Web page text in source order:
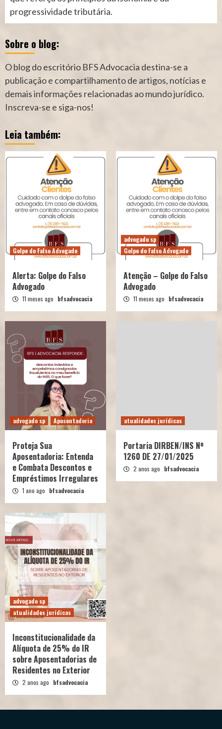
progressividade tributária.
Sobre o blog:
O blog do escritório BFS Advocacia destina-se a
publicação e compartilhamento de artigos, notícias e
demais informações relacionadas ao mundo jurídico.
Inscreva-se e siga-nos!
Leia também:
Golpe do Falso Advogado
Alerta: Golpe do Falso
Advogado
11 meses ago bfsadvocacia
advogado sp
Golpe do Falso Advogado
Atenção – Golpe do Falso
Advogado
11 meses ago bfsadvocacia
advogado sp Aposentadoria
Proteja Sua
Aposentadoria: Entenda
e Combata Descontos e
Empréstimos Irregulares
1 ano ago bfsadvocacia
atualidades jurídicas
Portaria DIRBEN/INS Nº
1260 DE 27/01/2025
2 anos ago bfsadvocacia
advogado sp
atualidades jurídicas
Inconstitucionalidade da
Alíquota de 25% do IR
sobre Aposentadorias de
Residentes no Exterior
2 anos ago bfsadvocacia